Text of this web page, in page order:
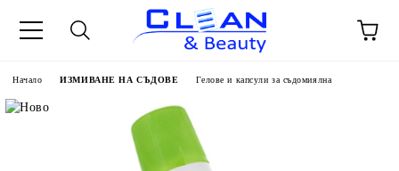
Начало ИЗМИВАНЕ НА СЪДОВЕ Гелове и капсули за съдомиялна